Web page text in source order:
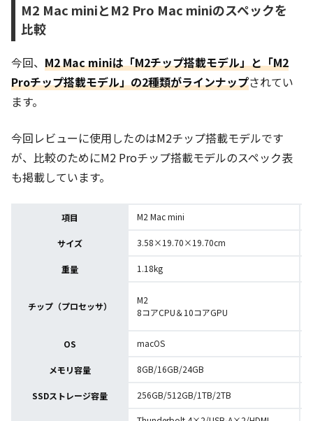
M2 Mac miniとM2 Pro Mac miniのスペックを
比較
今回、 M2 Mac miniは「M2チップ搭載モデル」と「M2
Proチップ搭載モデル」の2種類がラインナップされてい
ます。
今回レビューに使用したのはM2チップ搭載モデルです
が、比較のためにM2 Proチップ搭載モデルのスペック表
も掲載しています。
項目 M2 Mac mini
サイズ 3.58×19.70×19.70cm
重量 1.18kg
チップ（プロセッサ）
M2
8コアCPU＆10コアGPU
OS macOS
メモリ容量 8GB/16GB/24GB
SSDストレージ容量 256GB/512GB/1TB/2TB